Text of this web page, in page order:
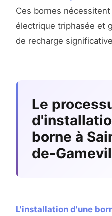
Ces bornes
électrique triphasée et
de recharge
Le
borne à
de-
L'installation d'une